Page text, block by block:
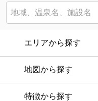
エリアから探す
地図から探す
特徴から探す